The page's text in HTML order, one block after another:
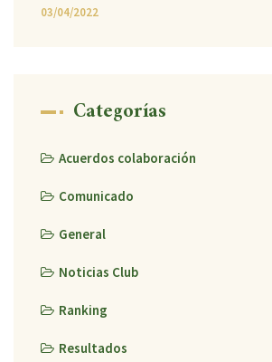
03/04/2022
Categorías
Acuerdos colaboración
Comunicado
General
Noticias Club
Ranking
Resultados